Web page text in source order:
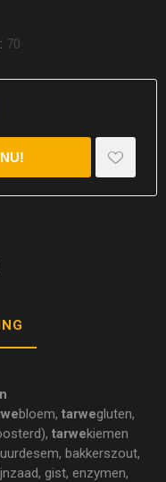
70
bloem, tarwegluten,
tarwekiemen
bakkerszout,
gist, enzymen,